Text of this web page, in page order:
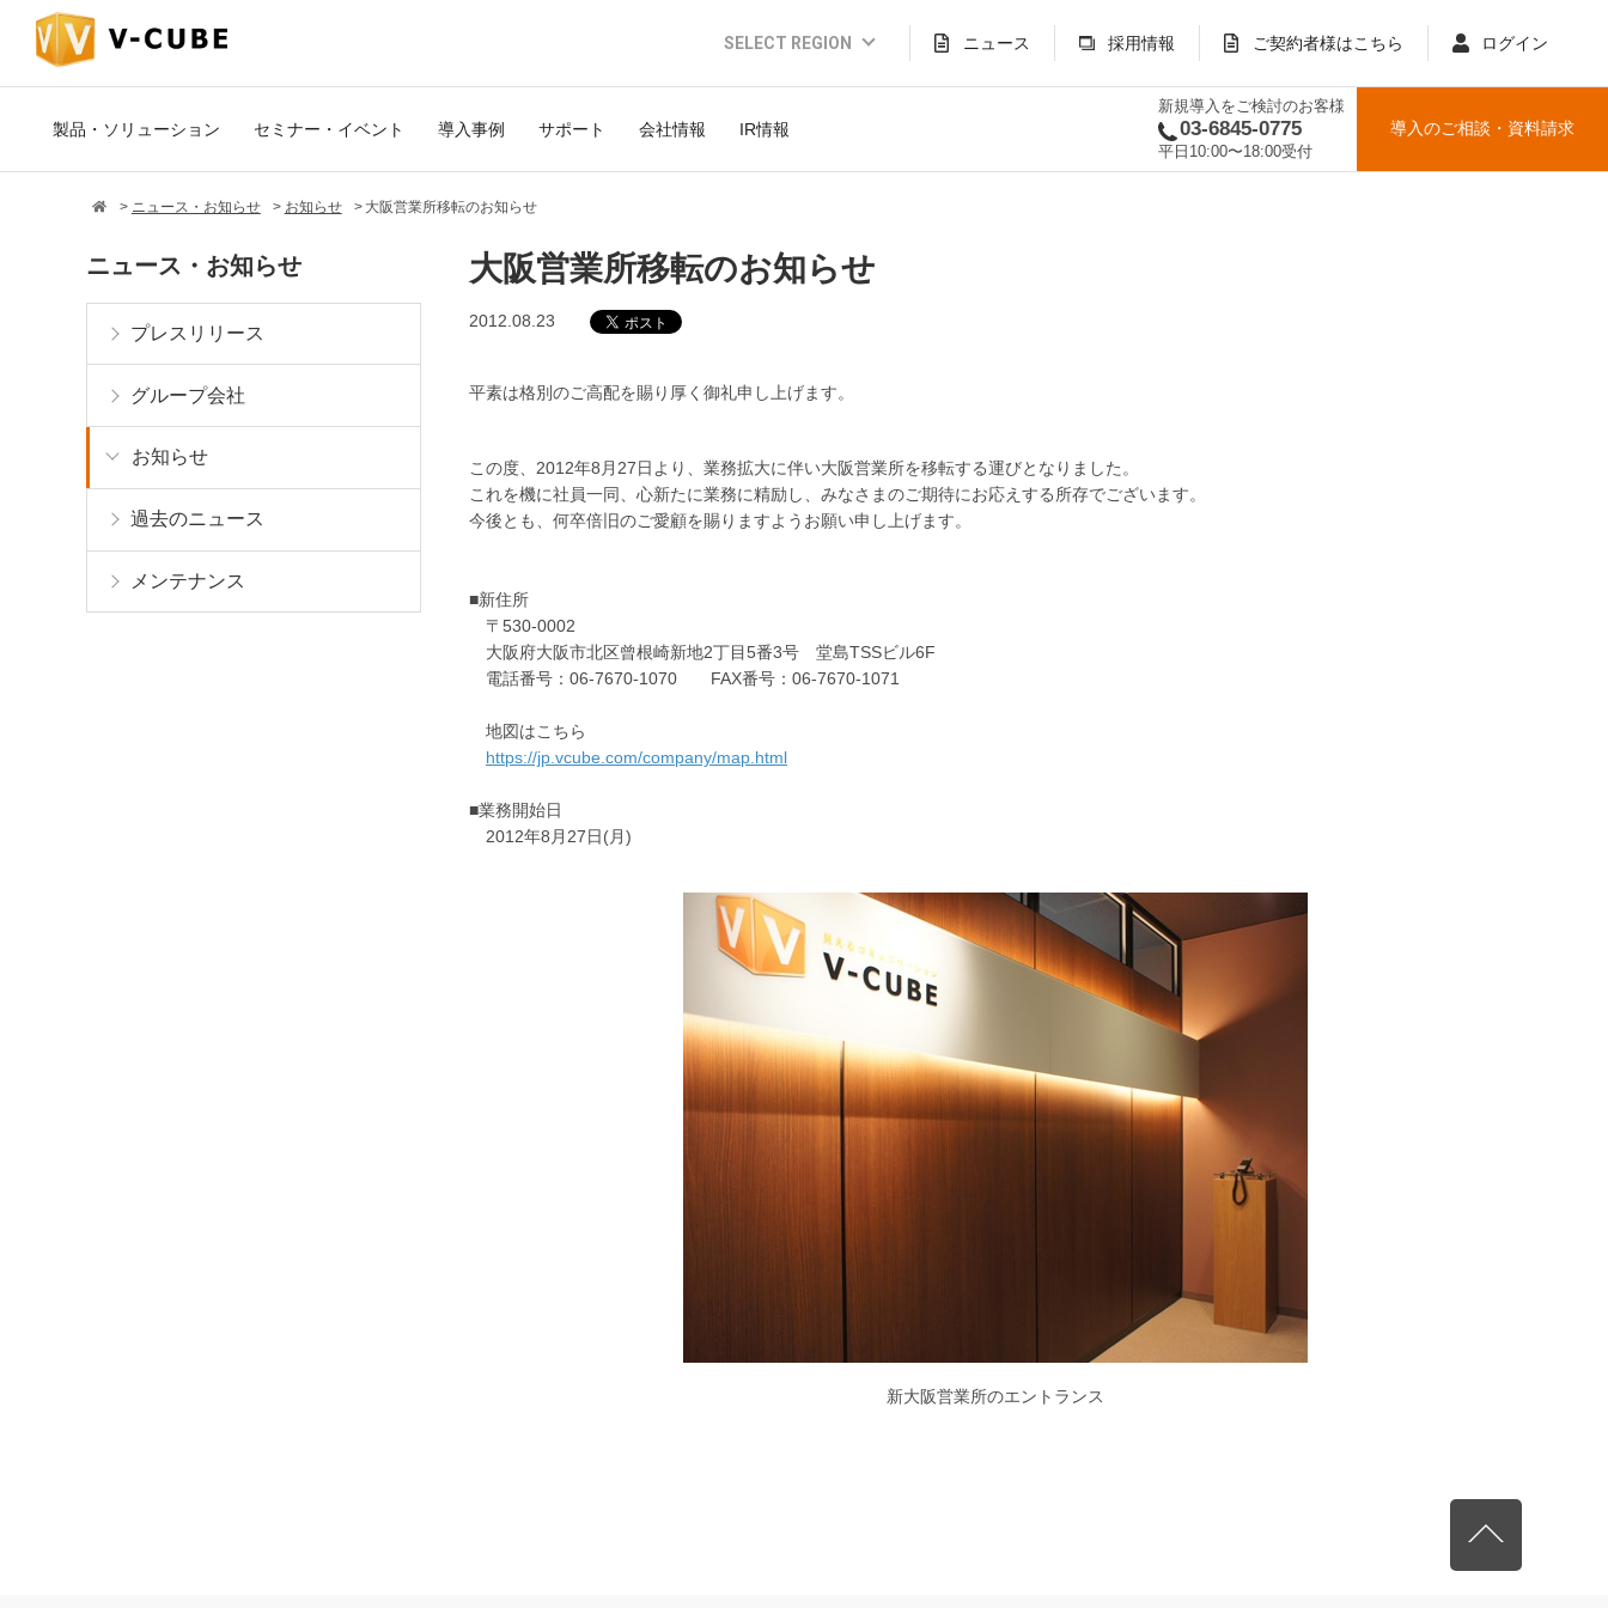
SELECT REGION
Global Website (English)
JAPAN (日本語)
INDONESIA (Bahasa)
ニュース 採用情報 ご契約者様はこちら ログイン
製品・ソリューション セミナー・イベント 導入事例 サポート 会社情報 IR情報
新規導入をご検討のお客様
03-6845-0775
平日10:00〜18:00受付
導入のご相談 ・ 資料請求
ニュース・お知らせ お知らせ 大阪営業所移転のお知らせ
大阪営業所移転のお知らせ
2012.08.23
平素は格別のご高配を賜り厚く御礼申し上げます。
この度、2012年8月27日より、業務拡大に伴い大阪営業所を移転する運びとなりました。
これを機に社員一同、心新たに業務に精励し、みなさまのご期待にお応えする所存でございます。
今後とも、何卒倍旧のご愛顧を賜りますようお願い申し上げます。
■新住所
〒530-0002
大阪府大阪市北区曾根崎新地2丁目5番3号 堂島TSSビル6F
電話番号：06-7670-1070 FAX番号：06-7670-1071
地図はこちら
https://jp.vcube.com/company/map.html
■業務開始日
2012年8月27日(月)
新大阪営業所のエントランス
ニュース・お知らせ
プレスリリース
グループ会社
お知らせ
過去のニュース
メンテナンス